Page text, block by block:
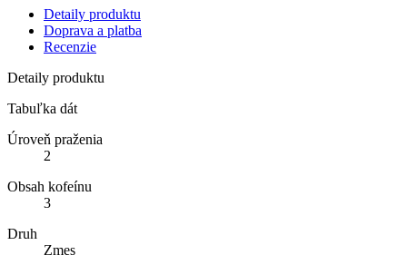
Detaily produktu
Doprava a platba
Recenzie
Detaily produktu
Tabuľka dát
Úroveň praženia
2
Obsah kofeínu
3
Druh
Zmes